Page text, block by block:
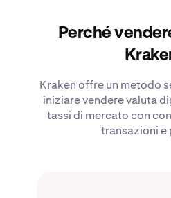
Perché
Kraken offre un metodo
iniziare vendere valuta
tassi di mercato con
transazioni e